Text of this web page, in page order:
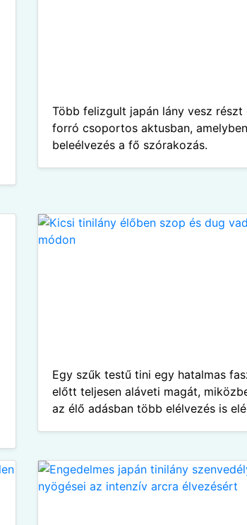
Több felizgult japán lány vesz részt
forró csoportos aktusban,
beleélvezés a fő szórakozás.
Egy szűk testű tini egy hatalmas
előtt teljesen aláveti magát,
az élő adásban több elélvezés is